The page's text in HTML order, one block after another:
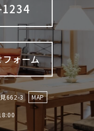
フォーム
662-3 MAP